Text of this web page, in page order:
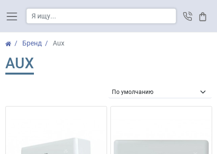
Бренд Aux
AUX